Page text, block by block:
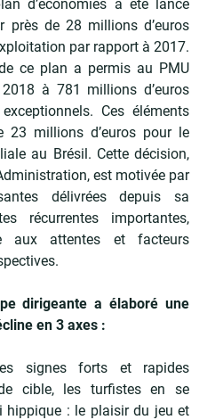
d’économies a été lancé
près de 28 millions d’euros
par rapport à 2017.
ce plan a permis au PMU
à 781 millions d’euros
Ces éléments
millions d’euros pour le
au Brésil. Cette décision,
est motivée par
délivrées depuis sa
récurrentes importantes,
aux attentes et facteurs
dirigeante a élaboré une
en 3 axes :
signes forts et rapides
cible, les turfistes en se
hippique : le plaisir du jeu et